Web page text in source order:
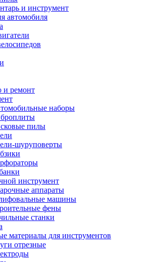
и инструмент
автомобиля
и ремонт
наборы
пилы
шуруповерты
инструмент
аппараты
машины
фены
станки
материалы для инструментов
отрезные